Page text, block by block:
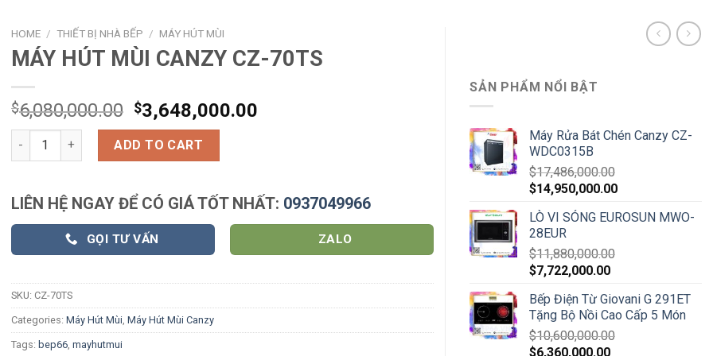
HOME / THIẾT BỊ NHÀ BẾP / MÁY HÚT MÙI
MÁY HÚT MÙI CANZY CZ-70TS
$6,080,000.00 $3,648,000.00
MÁY HÚT MÙI CANZY CZ-70TS quantity
ADD TO CART
LIÊN HỆ NGAY ĐỂ CÓ GIÁ TỐT NHẤT: 0937049966
GỌI TƯ VẤN ZALO
SKU: CZ-70TS
Categories: Máy Hút Mùi Máy Hút Mùi Canzy
Tags: bep66 mayhutmui
SẢN PHẨM NỔI BẬT
Máy Rửa Bát Chén Canzy CZ-
WDC0315B
$17,486,000.00
$14,950,000.00
LÒ VI SÓNG EUROSUN MWO-
28EUR
$11,880,000.00
$7,722,000.00
Bếp Điện Từ Giovani G 291ET
Tặng Bộ Nồi Cao Cấp 5 Món
$10,600,000.00
$6,360,000.00